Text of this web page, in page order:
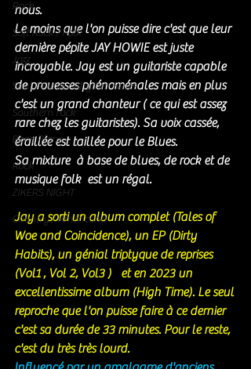
Rock
Soft Rock / Folk
Jazz
Soul / Funk / Rhythm Blues
Southern rock
Bons Plans
Rock
ZIKERS NIGHT
Country / Americana
nous.
Le moins que l'on puisse dire c'est que leur
dernière pépite JAY HOWIE est juste
incroyable. Jay est un guitariste capable
de prouesses phénoménales mais en plus
c'est un grand chanteur ( ce qui est assez
rare chez les guitaristes). Sa voix cassée,
éraillée est taillée pour le Blues.
Sa mixture  à base de blues, de rock et de
musique folk  est un régal.
Jay a sorti un album complet (Tales of
Woe and Coincidence), un EP (Dirty
Habits), un génial triptyque de reprises
(Vol1 , Vol 2, Vol3 )   et en 2023 un
excellentissime album (High Time). Le seul
reproche que l'on puisse faire à ce dernier
c'est sa durée de 33 minutes. Pour le reste,
c'est du très très lourd.